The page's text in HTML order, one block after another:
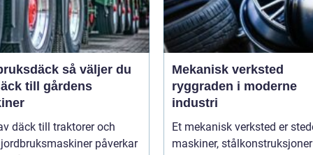
så väljer du
till gårdens
däck till traktorer och
påverkar
Mekanisk verksted
ryggraden i moderne
industri
Et mekanisk verksted er
maskiner,